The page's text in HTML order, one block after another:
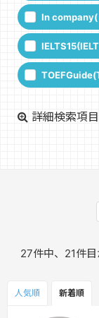
In company(
詳細検索項
27件中、21件
人気順 新着順